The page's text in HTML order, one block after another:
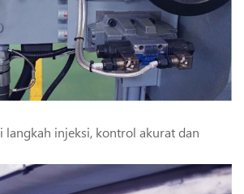
langkah injeksi, kontrol akurat dan